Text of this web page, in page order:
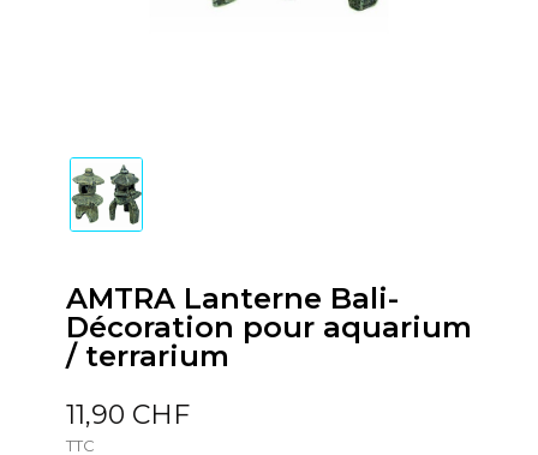
AMTRA Lanterne Bali-
Décoration pour aquarium
/ terrarium
11,90 CHF
TTC